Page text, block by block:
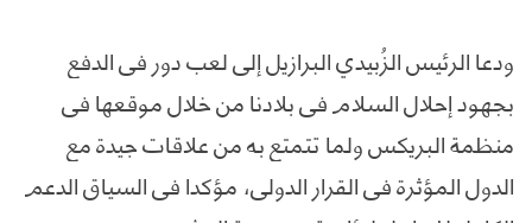
ودعا الرئيس الزُبيدي البرازيل إلى لعب دور في الدفع
بجهود إحلال السلام في بلادنا من خلال موقعها في
منظمة البريكس ولما تتمتع به من علاقات جيدة مع
الدول المؤثرة في القرار الدولي، مؤكدا في السياق الدعم